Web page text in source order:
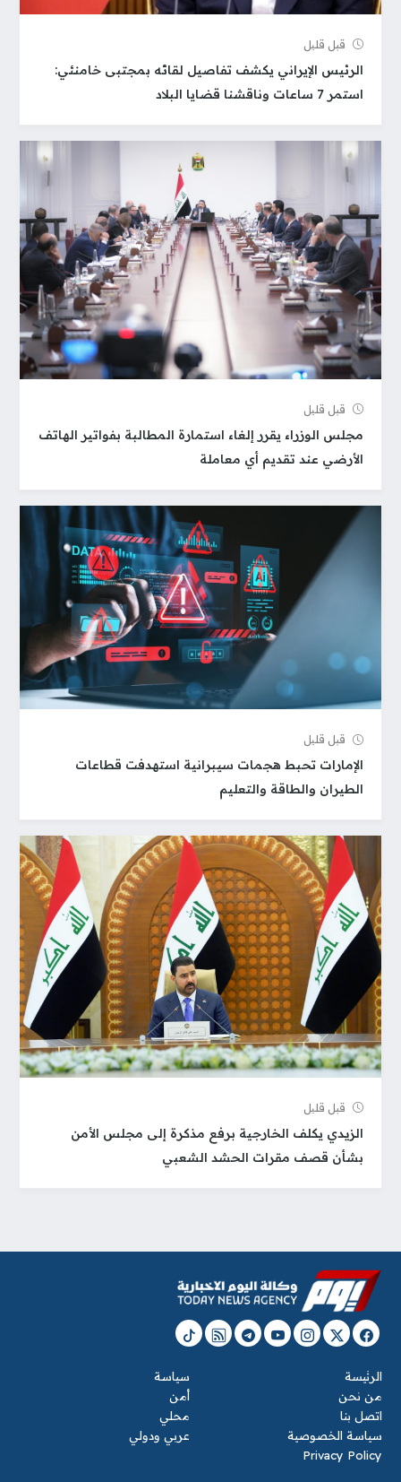
قبل قلیل
الرئيس الإيراني يكشف تفاصيل لقائه بمجتبى خامنئي:
استمر 7 ساعات وناقشنا قضايا البلاد
قبل قلیل
مجلس الوزراء يقرر إلغاء استمارة المطالبة بفواتير الهاتف
الأرضي عند تقديم أي معاملة
قبل قلیل
الإمارات تحبط هجمات سيبرانية استهدفت قطاعات
الطيران والطاقة والتعليم
قبل قلیل
الزيدي يكلف الخارجية برفع مذكرة إلى مجلس الأمن
بشأن قصف مقرات الحشد الشعبي
الرئيسة
من نحن
اتصل بنا
سياسة الخصوصية
Privacy Policy
سياسة
أمن
محلي
عربي ودولي